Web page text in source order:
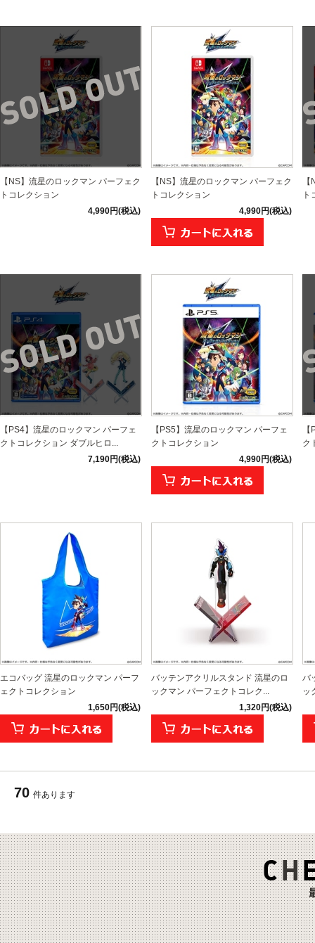
【NS】流星のロックマン パーフェク
トコレクション
4,990円(税込)
【NS】流星のロックマン パーフェク
トコレクション
4,990円(税込)
ト
【PS4】流星のロックマン パーフェ
クトコレクション ダブルヒロ...
7,190円(税込)
【PS5】流星のロックマン パーフェ
クトコレクション
4,990円(税込)
ク
エコバッグ 流星のロックマン パーフ
ェクトコレクション
1,650円(税込)
バッテンアクリルスタンド 流星のロ
ックマン パーフェクトコレク...
1,320円(税込)
バ
ッ
70 件あります